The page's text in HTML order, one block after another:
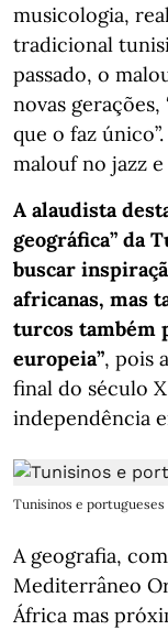
musicologia,
tradicional
passado, o
novas
que o faz
malouf no jazz
A alaudista
geográfica” da
buscar
africanas, mas
turcos também
europeia”, pois
final do século
independência
Tunisinos e
A geografia,
Mediterrâneo
África mas